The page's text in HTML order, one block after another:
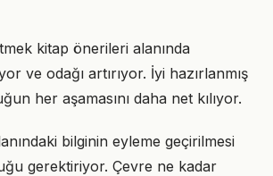
kitap önerileri alanında
ve odağı artırıyor. İyi hazırlanmış
her aşamasını daha net kılıyor.
bilginin eyleme geçirilmesi
gerektiriyor. Çevre ne kadar